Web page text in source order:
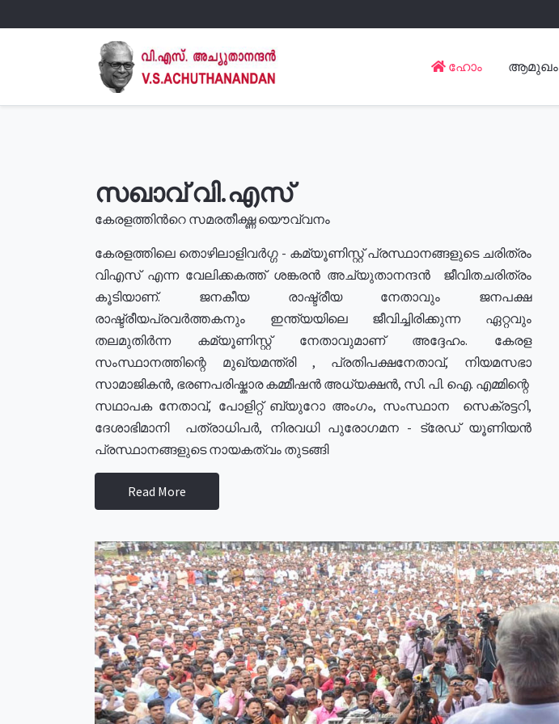
ഹോം ആമുഖം
സഖാവ് വി.എസ്
കേരളത്തിൻറെ സമരതീക്ഷ്ണ യൌവ്വനം
കേരളത്തിലെ തൊഴിലാളിവർഗ്ഗ - കമ്യൂണിസ്റ്റ് പ്രസ്ഥാനങ്ങളുടെ ചരിത്രം
വിഎസ് എന്ന വേലിക്കകത്ത് ശങ്കരൻ അച്യുതാനന്ദൻ ജീവിതചരിത്രം
കൂടിയാണ്. ജനകീയ രാഷ്ട്രീയ നേതാവും ജനപക്ഷ
രാഷ്ട്രീയപ്രവർത്തകനും ഇന്ത്യയിലെ ജീവിച്ചിരിക്കുന്ന ഏറ്റവും
തലമുതിർന്ന കമ്യൂണിസ്റ്റ് നേതാവുമാണ് അദ്ദേഹം. കേരള
സംസ്ഥാനത്തിന്റെ മുഖ്യമന്ത്രി , പ്രതിപക്ഷനേതാവ്, നിയമസഭാ
സാമാജികൻ, ഭരണപരിഷ്കാര കമ്മീഷൻ അധ്യക്ഷൻ, സി. പി. ഐ. എമ്മിന്റെ
സഥാപക നേതാവ്, പോളിറ്റ് ബ്യുറോ അംഗം, സംസ്ഥാന സെക്രട്ടറി,
ദേശാഭിമാനി പത്രാധിപർ, നിരവധി പുരോഗമന - ട്രേഡ് യൂണിയൻ
പ്രസ്ഥാനങ്ങളുടെ നായകത്വം തുടങ്ങി
Read More